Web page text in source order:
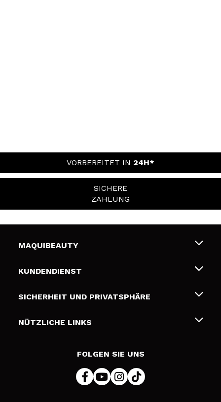
VORBEREITET IN 24H*
SICHERE
ZAHLUNG
MAQUIBEAUTY
Über uns
Geschenkkarten
KUNDENDIENST
Liefer- und Versandkosten
Zahlung
SICHERHEIT UND PRIVATSPHÄRE
Bedingungen und Datenschutz
NÜTZLICHE LINKS
FOLGEN SIE UNS